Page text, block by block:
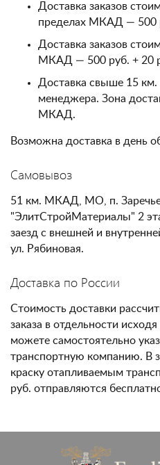
Доставка заказов
пределах МКАД — 500
Доставка заказов
МКАД — 500 руб. + 20
Доставка свыше 15
менеджера. Зона
МКАД.
Возможна доставка в день
Самовывоз
51 км. МКАД, МО, п. Заречье,
"ЭлитСтройМатериалы" 2
заезд с внешней и
ул. Рябиновая.
Доставка по России
Стоимость доставки
заказа в отдельности
можете самостоятельно
транспортную компанию. В
краску отапливаемым
руб. отправляются